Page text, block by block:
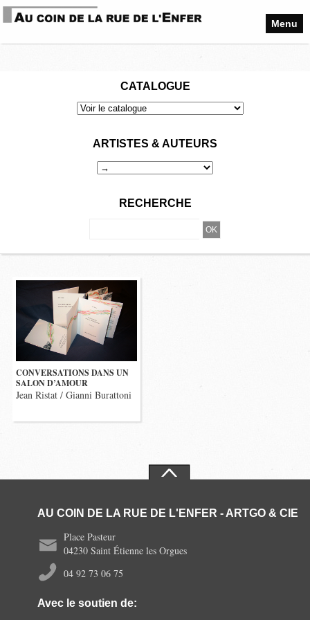
Menu
CATALOGUE
ARTISTES & AUTEURS
RECHERCHE
CONVERSATIONS DANS UN
SALON D’AMOUR
Jean Ristat / Gianni Burattoni
AU COIN DE LA RUE DE L'ENFER - ARTGO & CIE
Place Pasteur
04230 Saint Étienne les Orgues
04 92 73 06 75
Avec le soutien de: